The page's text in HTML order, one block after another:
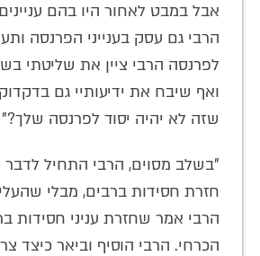
אבל במבט לאחור היו בהם
הרבי גם עסק בענייני הפרנסה
לפרנסה הרבי ציין את שליטתי
ואף שיבח את ידיעותיי גם
שזה לא יהיה יסוד לפרנסה
"בשלב מסוים, הרבי התחיל לדבר
חזרת חסידות ברבים, מבלי
הרבי אמר שחזרת עניני חסידות
הכרחי. הרבי הוסיף וביאר כיצד